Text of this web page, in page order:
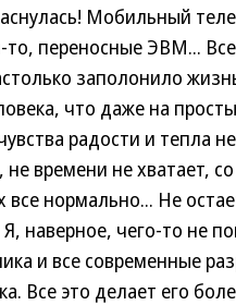
Мобильный
то, переносные ЭВМ...
заполонило
что даже на
радости и тепла не
не времени не хватает, со
все нормально... Не
наверное, чего-то не
и все современные
Все это делает его